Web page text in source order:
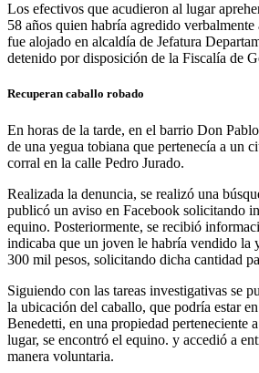
Los efectivos que acudieron al lugar
58 años quien habría agredido
fue alojado en alcaldía de Jefatura
detenido por disposición de la Fiscalía de
Recuperan caballo robado
En horas de la tarde, en el barrio Don
de una yegua tobiana que pertenecía a un
corral en la calle Pedro Jurado.
Realizada la denuncia, se realizó una
publicó un aviso en Facebook solicitando
equino. Posteriormente, se recibió
indicaba que un joven le habría vendido la
300 mil pesos, solicitando dicha cantidad
Siguiendo con las tareas investigativas se
la ubicación del caballo, que podría estar
Benedetti, en una propiedad perteneciente
lugar, se encontró el equino. y accedió a
manera voluntaria.